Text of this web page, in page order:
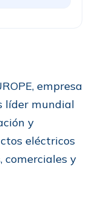
empresa
líder mundial
y
eléctricos
comerciales y